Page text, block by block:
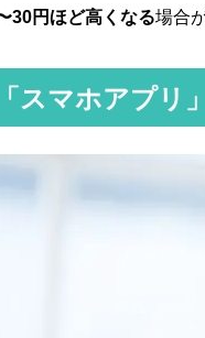
30円ほど高くなる場合
スマホアプリ